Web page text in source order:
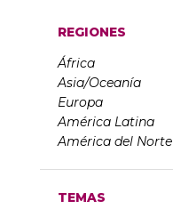
REGIONES
África
Asia/Oceanía
Europa
América Latina
América del Norte
TEMAS